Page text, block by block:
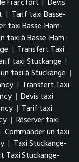
Francfort | Devis
| Tarif taxi Basse-
taxi Basse-Ham-
taxi à Basse-Ham-
| Transfert Taxi
taxi Stuckange |
taxi à Stuckange |
| Transfert Taxi
| Devis taxi
| Tarif taxi
| Réserver taxi
| Commander un taxi
| Taxi Stuckange-
Taxi Stuckange-